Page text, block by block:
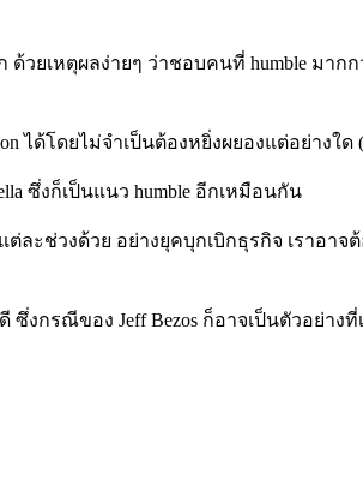
ด้วยเหตุผลง่ายๆ ว่าชอบคนที่ humble มา
ได้โดยไม่จำเป็นต้องหยิ่งผยองแต่อย่างใด
ซึ่งก็เป็นแนว humble อีกเหมือนกัน
วงด้วย อย่างยุคบุกเบิกธุรกิจ เราอาจต้อ
ดี ซึ่งกรณีของ Jeff Bezos ก็อาจเป็นตัวอย่